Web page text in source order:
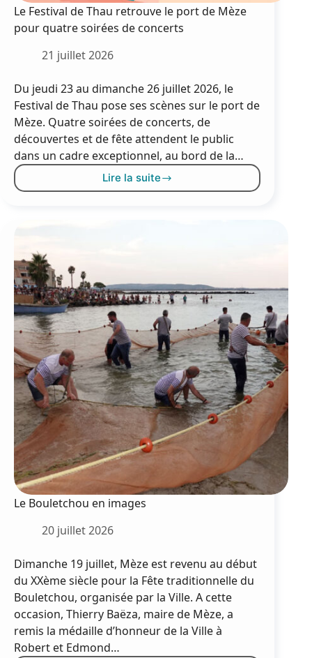
Le Festival de Thau retrouve le port de Mèze
pour quatre soirées de concerts
21 juillet 2026
Du jeudi 23 au dimanche 26 juillet 2026, le
Festival de Thau pose ses scènes sur le port de
Mèze. Quatre soirées de concerts, de
découvertes et de fête attendent le public
dans un cadre exceptionnel, au bord de la…
Lire la suite
Le
de
Mèze
pour
quatre
soirées
de
concerts
Le Bouletchou en images
20 juillet 2026
Dimanche 19 juillet, Mèze est revenu au début
du XXème siècle pour la Fête traditionnelle du
Bouletchou, organisée par la Ville. A cette
occasion, Thierry Baëza, maire de Mèze, a
remis la médaille d’honneur de la Ville à
Robert et Edmond…